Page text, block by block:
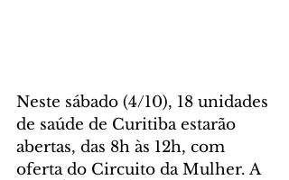
Neste sábado (4/10), 18 unidades
de saúde de Curitiba estarão
abertas, das 8h às 12h, com
oferta do Circuito da Mulher. A